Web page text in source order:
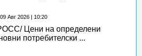
09 Авг 2026 | 10:20
Цени на определени
потребителски ...